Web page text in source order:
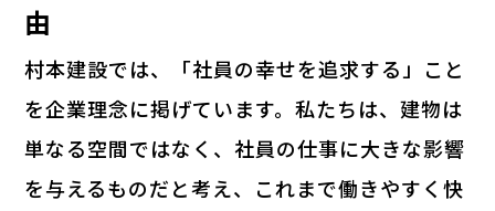
由
村本建設では、「社員の幸せを追求する」こと
を企業理念に掲げています。私たちは、建物は
単なる空間ではなく、社員の仕事に大きな影響
を与えるものだと考え、これまで働きやすく快